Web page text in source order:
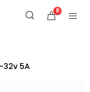
0
32v 5A